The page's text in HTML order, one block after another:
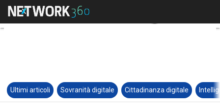
Ultimi articoli Sovranità digitale Cittadinanza digitale